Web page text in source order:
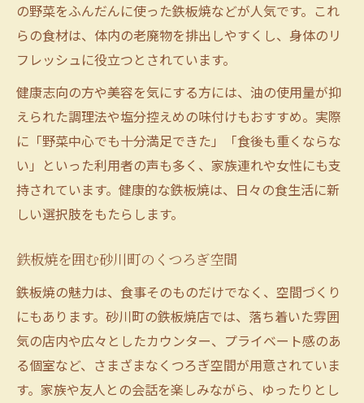
の野菜をふんだんに使った鉄板焼などが人気です。これ
らの食材は、体内の老廃物を排出しやすくし、身体のリ
フレッシュに役立つとされています。
健康志向の方や美容を気にする方には、油の使用量が抑
えられた調理法や塩分控えめの味付けもおすすめ。実際
に「野菜中心でも十分満足できた」「食後も重くならな
い」といった利用者の声も多く、家族連れや女性にも支
持されています。健康的な鉄板焼は、日々の食生活に新
しい選択肢をもたらします。
鉄板焼を囲む砂川町のくつろぎ空間
鉄板焼の魅力は、食事そのものだけでなく、空間づくり
にもあります。砂川町の鉄板焼店では、落ち着いた雰囲
気の店内や広々としたカウンター、プライベート感のあ
る個室など、さまざまなくつろぎ空間が用意されていま
す。家族や友人との会話を楽しみながら、ゆったりとし